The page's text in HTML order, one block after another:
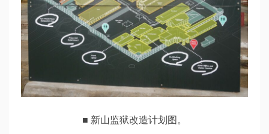
■ 新山监狱改造计划图。